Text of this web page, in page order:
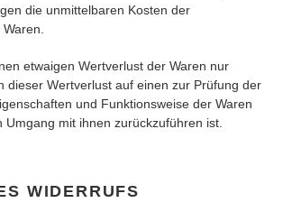
die unmittelbaren Kosten der
etwaigen Wertverlust der Waren nur
dieser Wertverlust auf einen zur Prüfung der
und Funktionsweise der Waren
Umgang mit ihnen zurückzuführen ist.
WIDERRUFS